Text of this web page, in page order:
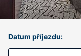
Datum příjezdu: